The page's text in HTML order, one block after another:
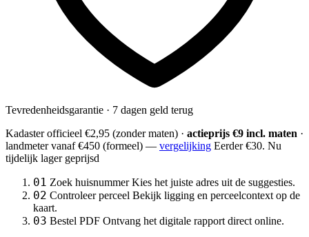
Tevredenheidsgarantie · 7 dagen geld terug
Kadaster officieel €2,95 (zonder maten) · actieprijs €9 incl. maten ·
landmetervanaf €450 (formeel) — vergelijking Eerder €30. Nu
tijdelijk lager geprijsd
01 Zoek huisnummer Kies het juiste adres uit de suggesties.
02 Controleer perceel Bekijk ligging en perceelcontext op de
kaart.
03 Bestel PDF Ontvang het digitale rapport direct online.